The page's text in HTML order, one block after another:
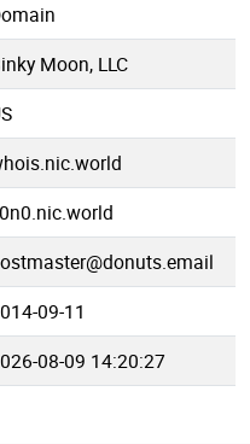
Moon, LLC
09-11
08-09 14:20:27